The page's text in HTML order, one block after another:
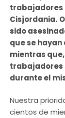
trabajadores
Cisjordania.
sido
que se
mientras
trabajadores
durante el
Nuestra
cientos de